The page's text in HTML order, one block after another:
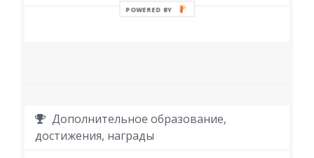
Дополнительное образование,
достижения, награды
POWERED BY